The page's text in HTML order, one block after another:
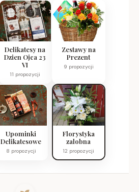
Delikatesy na
Dzien Ojca 23
VI
11 propozycji
Zestawy na
Prezent
9 propozycji
Upominki
Delikatesowe
8 propozycji
Florystyka
zalobna
12 propozycji